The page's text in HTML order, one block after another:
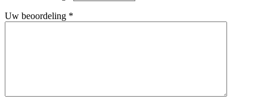
Uw beoordeling *